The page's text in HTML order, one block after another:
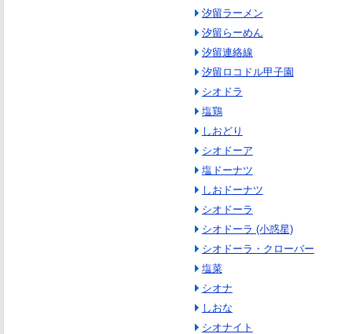
汐留ラーメン
汐留らーめん
汐留連絡線
汐留ロコドル甲子園
シオドラ
塩鶏
しおどり
シオドーア
塩ドーナツ
しおドーナツ
シオドーラ
シオドーラ (小惑星)
シオドーラ・クローバー
塩菜
シオナ
しおな
シオナイト